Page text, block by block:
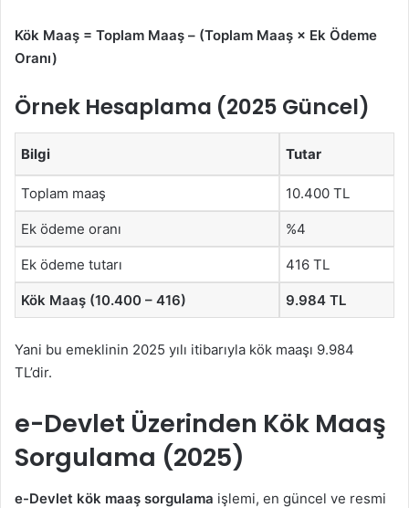
Kök Maaş = Toplam Maaş – (Toplam Maaş × Ek Ödeme
Oranı)
Örnek Hesaplama (2025 Güncel)
Bilgi Tutar
Toplam maaş 10.400 TL
Ek ödeme oranı %4
Ek ödeme tutarı 416 TL
Kök Maaş (10.400 – 416) 9.984 TL
Yani bu emeklinin 2025 yılı itibarıyla kök maaşı 9.984
TL’dir.
e-Devlet Üzerinden Kök Maaş
Sorgulama (2025)
e-Devlet kök maaş sorgulama işlemi, en güncel ve resmi